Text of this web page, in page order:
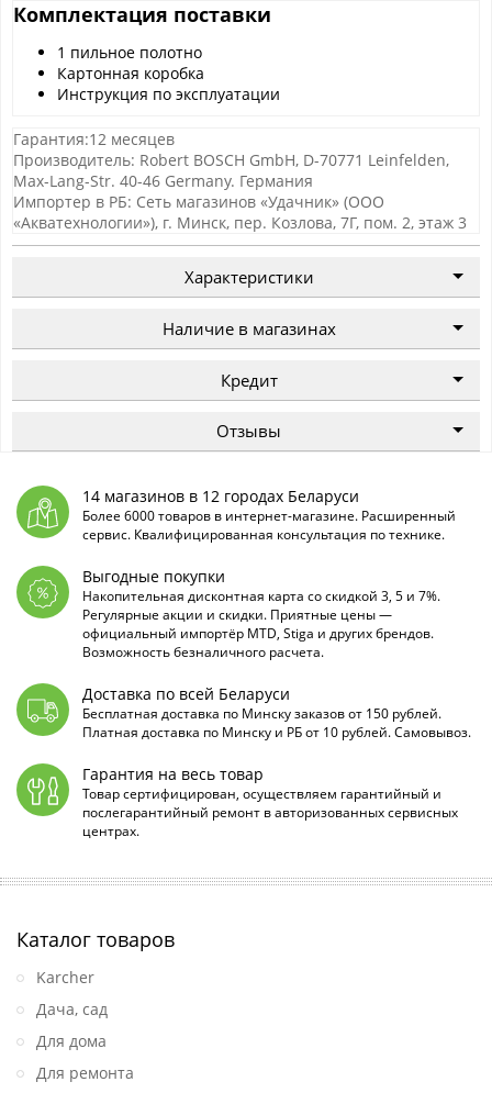
Комплектация поставки
1 пильное полотно
Картонная коробка
Инструкция по эксплуатации
Гарантия:12 месяцев
Производитель: Robert BOSCH GmbH, D-70771 Leinfelden,
Max-Lang-Str. 40-46 Germany. Германия
Импортер в РБ: Сеть магазинов «Удачник» (ООО
«Акватехнологии»), г. Минск, пер. Козлова, 7Г, пом. 2, этаж 3
Характеристики
Наличие в магазинах
Кредит
Отзывы
14 магазинов в 12 городах Беларуси
Более 6000 товаров в интернет-магазине. Расширенный
сервис. Квалифицированная консультация по технике.
Выгодные покупки
Накопительная дисконтная карта со скидкой 3, 5 и 7%.
Регулярные акции и скидки. Приятные цены —
официальный импортёр MTD, Stiga и других брендов.
Возможность безналичного расчета.
Доставка по всей Беларуси
Бесплатная доставка по Минску заказов от 150 рублей.
Платная доставка по Минску и РБ от 10 рублей. Самовывоз.
Гарантия на весь товар
Товар сертифицирован, осуществляем гарантийный и
послегарантийный ремонт в авторизованных сервисных
центрах.
Каталог товаров
Karcher
Дача, сад
Для дома
Для ремонта